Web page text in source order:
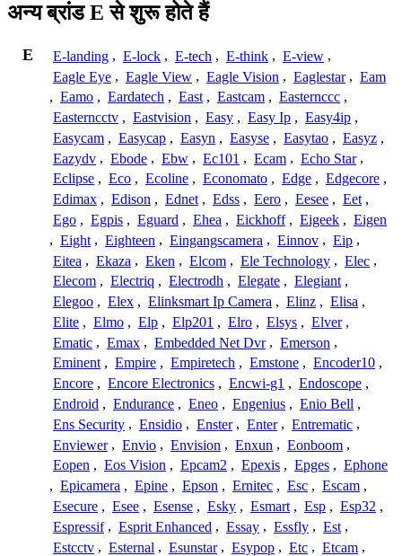
अन्य ब्रांड E से शुरू होते हैं
E E-landing , E-lock , E-tech , E-think , E-view ,
Eagle Eye , Eagle View , Eagle Vision , Eaglestar , Eam
, Eamo , Eardatech , East , Eastcam , Easternccc ,
Easterncctv , Eastvision , Easy , Easy Ip , Easy4ip ,
Easycam , Easycap , Easyn , Easyse , Easytao , Easyz ,
Eazydv , Ebode , Ebw , Ec101 , Ecam , Echo Star ,
Eclipse , Eco , Ecoline , Economato , Edge , Edgecore ,
Edimax , Edison , Ednet , Edss , Eero , Eesee , Eet ,
Ego , Egpis , Eguard , Ehea , Eickhoff , Eigeek , Eigen
, Eight , Eighteen , Eingangscamera , Einnov , Eip ,
Eitea , Ekaza , Eken , Elcom , Ele Technology , Elec ,
Elecom , Electriq , Electrodh , Elegate , Elegiant ,
Elegoo , Elex , Elinksmart Ip Camera , Elinz , Elisa ,
Elite , Elmo , Elp , Elp201 , Elro , Elsys , Elver ,
Ematic , Emax , Embedded Net Dvr , Emerson ,
Eminent , Empire , Empiretech , Emstone , Encoder10 ,
Encore , Encore Electronics , Encwi-g1 , Endoscope ,
Endroid , Endurance , Eneo , Engenius , Enio Bell ,
Ens Security , Ensidio , Enster , Enter , Entrematic ,
Enviewer , Envio , Envision , Enxun , Eonboom ,
Eopen , Eos Vision , Epcam2 , Epexis , Epges , Ephone
, Epicamera , Epine , Epson , Ernitec , Esc , Escam ,
Esecure , Esee , Esense , Esky , Esmart , Esp , Esp32 ,
Espressif , Esprit Enhanced , Essay , Essfly , Est ,
Estcctv , Esternal , Esunstar , Esypop , Etc , Etcam ,